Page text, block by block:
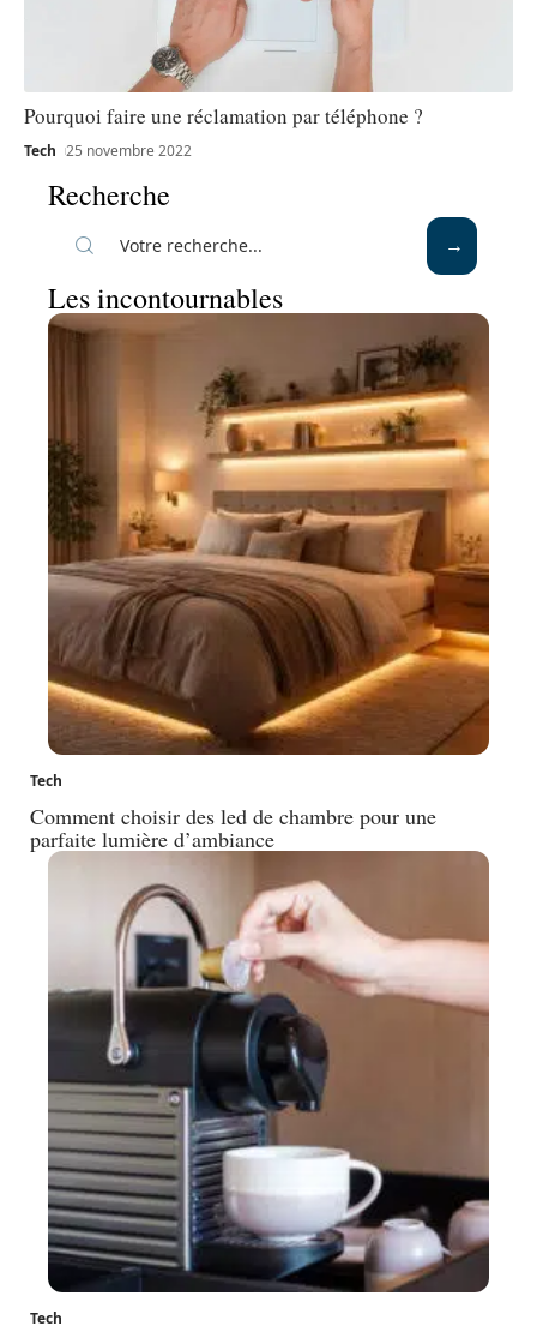
Pourquoi faire une réclamation par téléphone ?
Tech 25 novembre 2022
Recherche
Les incontournables
Tech
Comment choisir des led de chambre pour une
parfaite lumière d’ambiance
Tech